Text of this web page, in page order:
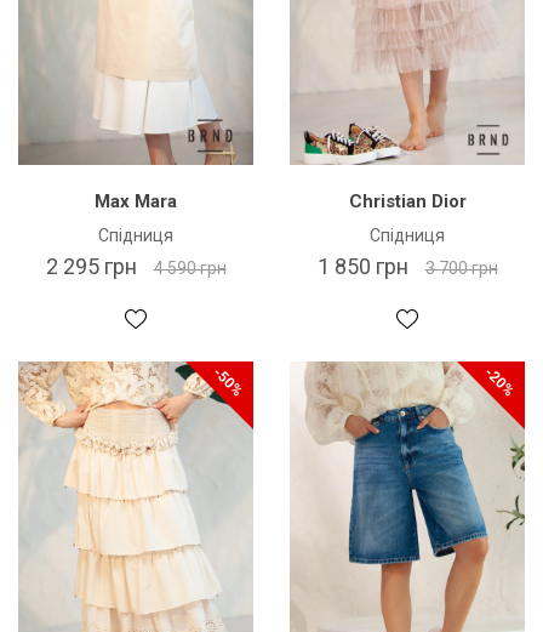
Max Mara
Спідниця
2 295 грн 4 590 грн
Christian Dior
Спідниця
1 850 грн 3 700 грн
-50% -20%